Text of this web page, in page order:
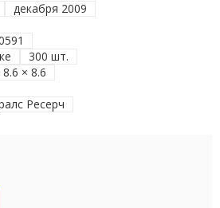
декабря 2009
300 шт.
× 8.6
Ресерч